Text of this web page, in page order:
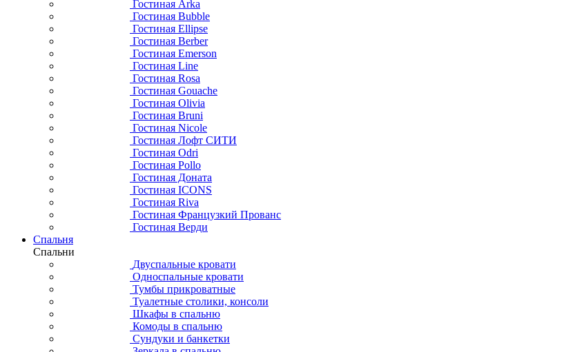
Гостиная Arka
Гостиная Bubble
Гостиная Ellipse
Гостиная Berber
Гостиная Emerson
Гостиная Line
Гостиная Rosa
Гостиная Gouache
Гостиная Olivia
Гостиная Bruni
Гостиная Nicole
Гостиная Лофт СИТИ
Гостиная Odri
Гостиная Pollo
Гостиная Доната
Гостиная ICONS
Гостиная Riva
Гостиная Французкий Прованс
Гостиная Верди
Спальня
Спальни
Двуспальные кровати
Односпальные кровати
Тумбы прикроватные
Туалетные столики, консоли
Шкафы в спальню
Комоды в спальню
Сундуки и банкетки